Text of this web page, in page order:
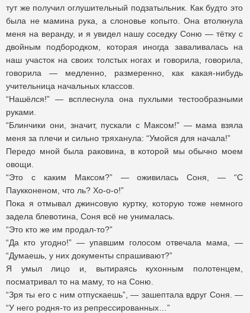
тут же получил оглушительный подзатыльник. Как будто это
была не мамина рука, а слоновье копыто. Она втолкнула
меня на веранду, и я увидел нашу соседку Соню — тётку с
двойным подбородком, которая иногда заваливалась на
наш участок на своих толстых ногах и говорила, говорила,
говорила — медленно, размеренно, как какая-нибудь
учительница начальных классов.
“Нашёлся!” — всплеснула она пухлыми тестообразными
руками.
“Блинчики они, значит, пускали с Максом!” — мама взяла
меня за плечи и сильно тряханула: “Умойся для начала!”
Передо мной была раковина, в которой мы обычно моем
овощи.
“Это с каким Максом?” — оживилась Соня, — “С
Паукконеном, что ль? Хо-о-о!”
Пока я отмывал джинсовую куртку, которую тоже немного
задела блевотина, Соня всё не унималась.
“Это кто же им продал-то?”
“Да кто угодно!” — упавшим голосом отвечала мама, —
“Думаешь, у них документы спрашивают?”
Я умыл лицо и, вытираясь кухонным полотенцем,
посматривал то на маму, то на Соню.
“Зря ты его с ним отпускаешь”, — зашептала вдруг Соня. —
“У него родня-то из репрессированных…”